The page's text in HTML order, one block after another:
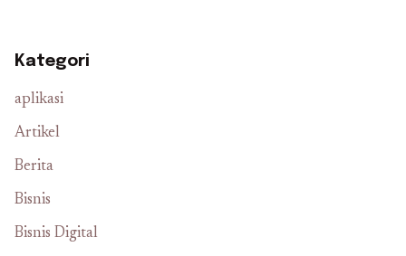
Kategori
aplikasi
Artikel
Berita
Bisnis
Bisnis Digital